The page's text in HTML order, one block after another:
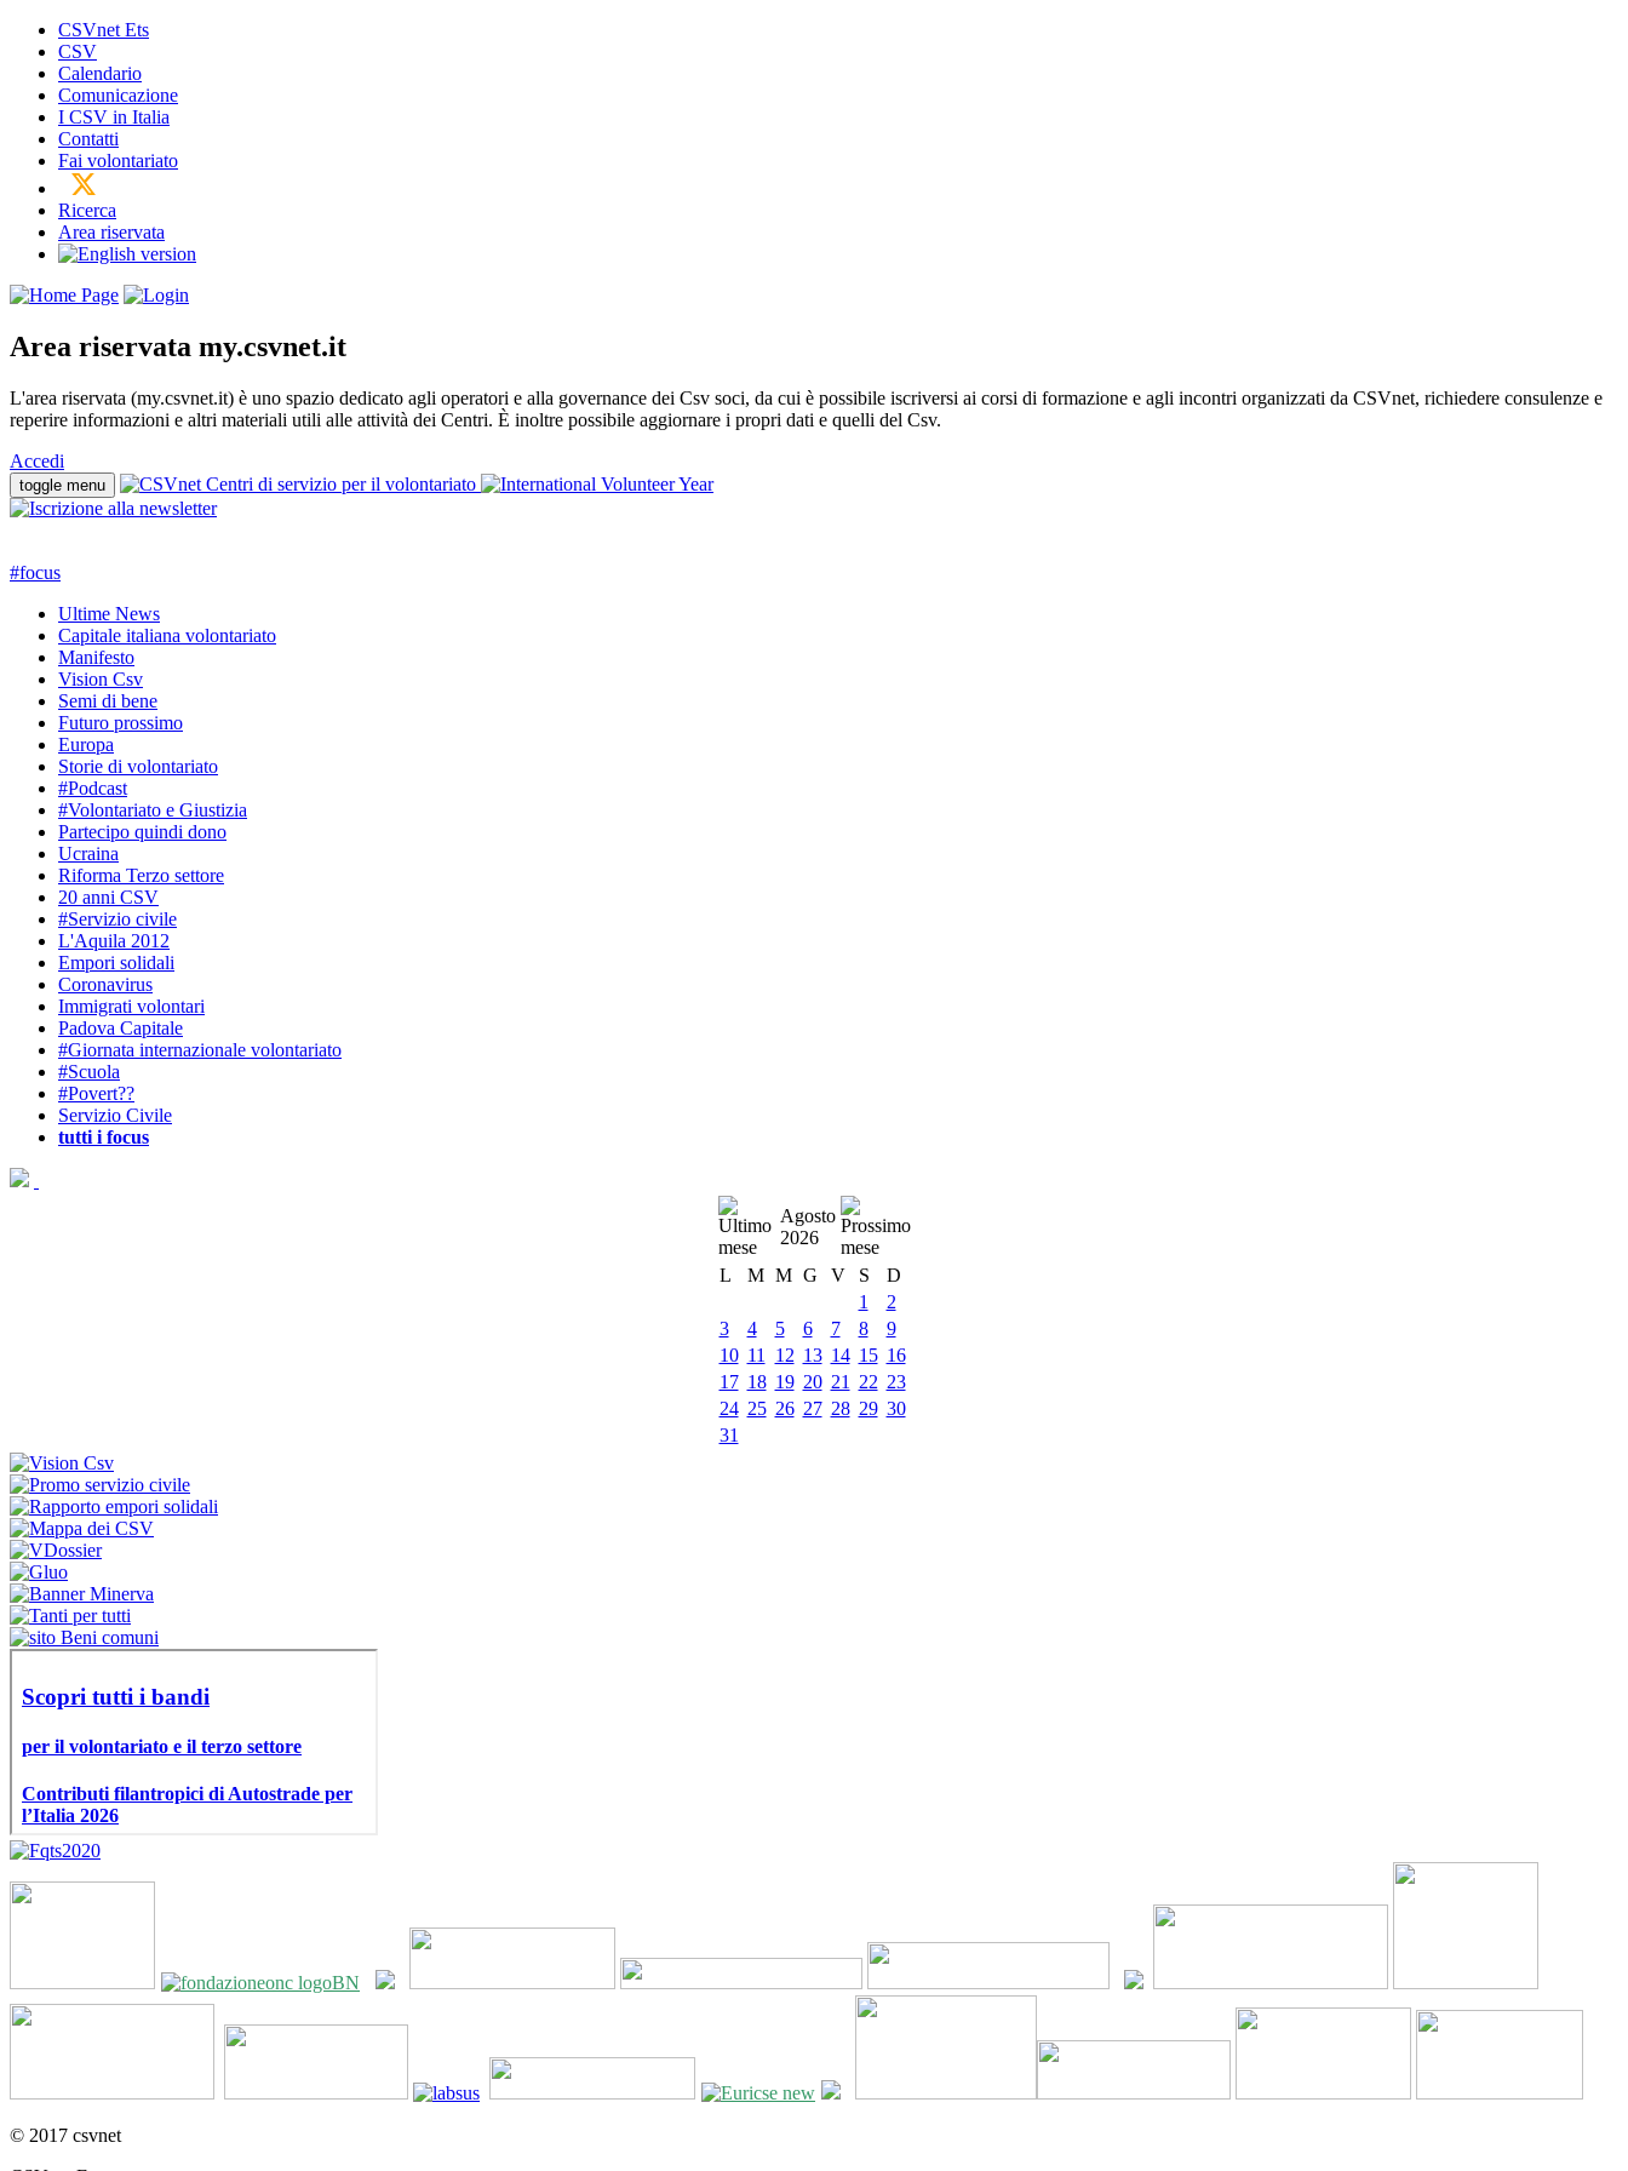
CSVnet Ets
CSV
Calendario
Comunicazione
I CSV in Italia
Contatti
Fai volontariato
Ricerca
Area riservata
Area riservata my.csvnet.it
L'area riservata (my.csvnet.it) è uno spazio dedicato agli operatori e alla governance dei Csv soci, da cui è possibile iscriversi ai corsi di formazione e agli incontri organizzati da CSVnet, richiedere consulenze e
reperire informazioni e altri materiali utili alle attività dei Centri. È inoltre possibile aggiornare i propri dati e quelli del Csv.
Accedi
toggle menu
#focus
Ultime News
Capitale italiana volontariato
Manifesto
Vision Csv
Semi di bene
Futuro prossimo
Europa
Storie di volontariato
#Podcast
#Volontariato e Giustizia
Partecipo quindi dono
Ucraina
Riforma Terzo settore
20 anni CSV
#Servizio civile
L'Aquila 2012
Empori solidali
Coronavirus
Immigrati volontari
Padova Capitale
#Giornata internazionale volontariato
#Scuola
#Povert??
Servizio Civile
tutti i focus
Agosto
2026
L
M M G V S
D
1
2
3
4 5 6 7 8
9
10 11 12 13 14 15 16
17 18 19 20 21 22 23
24 25 26 27 28 29 30
31
© 2017 csvnet